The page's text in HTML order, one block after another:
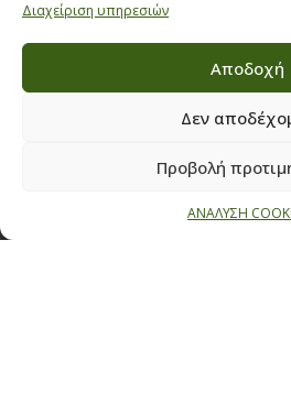
Διαχείριση υπηρεσιών
Αποδοχή
Δεν
Προβολή
ΑΝΑΛΥΣΗ
Πολιτική Προστασίας Δεδομένων
Ανάλυση Cookies
Όροι & προϋποθέσεις διαγωνισμού